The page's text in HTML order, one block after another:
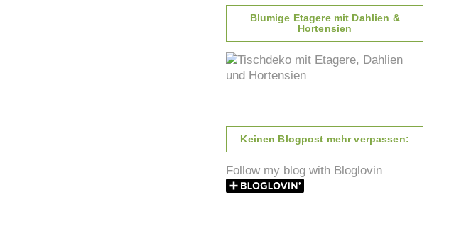
Blumige Etagere mit Dahlien &
Hortensien
Keinen Blogpost mehr verpassen:
Follow my blog with Bloglovin